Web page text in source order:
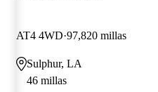
AT4 4WD 97,820 millas
Sulphur, LA
46 millas